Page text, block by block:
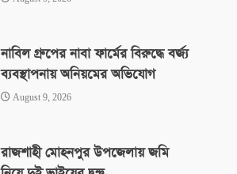
নাবিল গ্রুপের নাবা ফার্মের বিরুদ্ধে বর্জ্য
ব্যবস্থাপনায় অনিয়মের অভিযোগ
August 9, 2026
রাজশাহী মোহনপুর উপজেলায় জমি